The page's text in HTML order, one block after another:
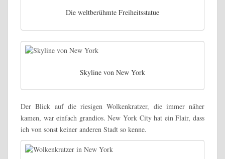
Die weltberühmte Freiheitsstatue
Skyline von New York
Der Blick auf die riesigen Wolkenkratzer, die immer näher
kamen, war einfach grandios. New York City hat ein Flair, dass
ich von sonst keiner anderen Stadt so kenne.